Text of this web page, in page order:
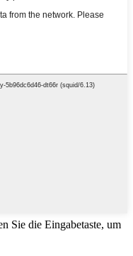
Sie die Eingabetaste, um